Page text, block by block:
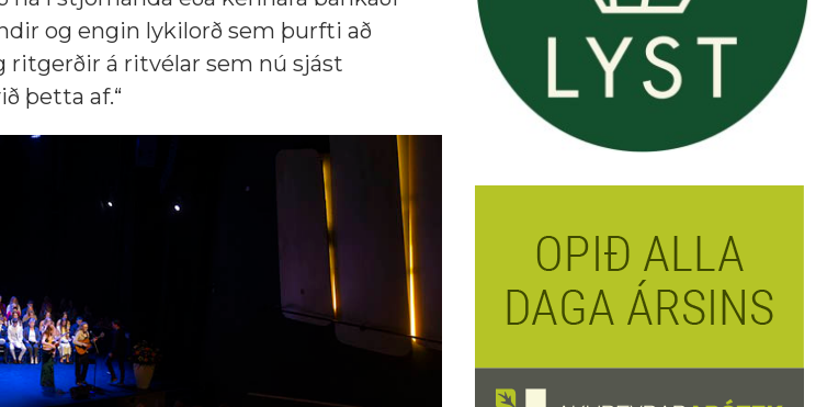
og engin lykilorð sem þurfti að
á ritvélar sem nú sjást
þetta af.“